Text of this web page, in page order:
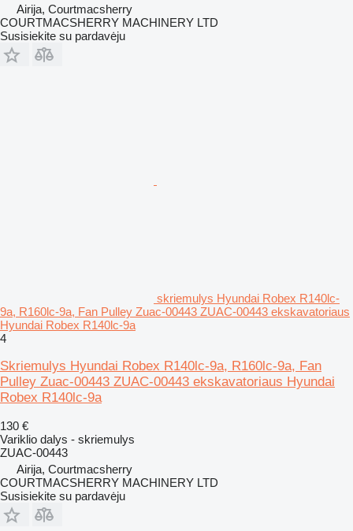
Airija, Courtmacsherry
COURTMACSHERRY MACHINERY LTD
Susisiekite su pardavėju
skriemulys Hyundai Robex R140lc-
9a, R160lc-9a, Fan Pulley Zuac-00443 ZUAC-00443 ekskavatoriaus
Hyundai Robex R140lc-9a
4
Skriemulys Hyundai Robex R140lc-9a, R160lc-9a, Fan
Pulley Zuac-00443 ZUAC-00443 ekskavatoriaus Hyundai
Robex R140lc-9a
130 €
Variklio dalys - skriemulys
ZUAC-00443
Airija, Courtmacsherry
COURTMACSHERRY MACHINERY LTD
Susisiekite su pardavėju